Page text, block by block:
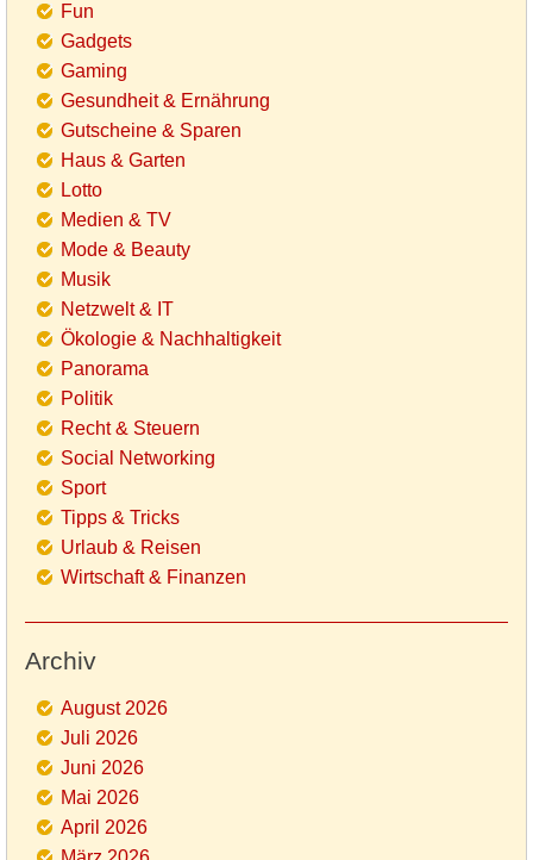
Fun
Gadgets
Gaming
Gesundheit & Ernährung
Gutscheine & Sparen
Haus & Garten
Lotto
Medien & TV
Mode & Beauty
Musik
Netzwelt & IT
Ökologie & Nachhaltigkeit
Panorama
Politik
Recht & Steuern
Social Networking
Sport
Tipps & Tricks
Urlaub & Reisen
Wirtschaft & Finanzen
Archiv
August 2026
Juli 2026
Juni 2026
Mai 2026
April 2026